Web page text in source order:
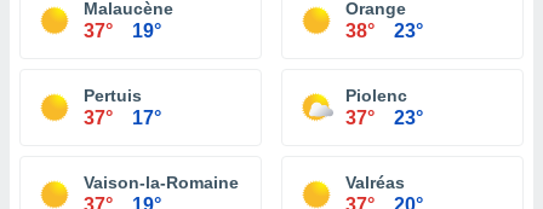
Malaucène
37° 19°
Orange
38° 23°
Pertuis
37° 17°
Piolenc
37° 23°
Vaison-la-Romaine
37° 19°
Valréas
37° 20°